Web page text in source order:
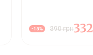
390 грн
-15% 332